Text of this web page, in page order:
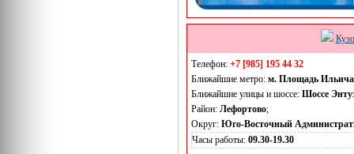
Телефон: +7 [985] 195 44 32
Ближайшие метро: м. Площадь Ильича
Ближайшие улицы и шоссе: Шоссе
Район: Лефортово;
Округ: Юго-Восточный
Часы работы: 09.30-19.30